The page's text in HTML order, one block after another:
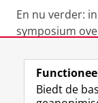
En nu verder:
symposium
slag met het
tussen kennis,
aanBiedt de